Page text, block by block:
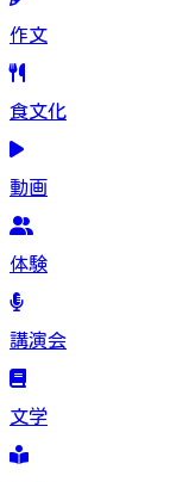
作文
食文化
動画
体験
講演会
文学